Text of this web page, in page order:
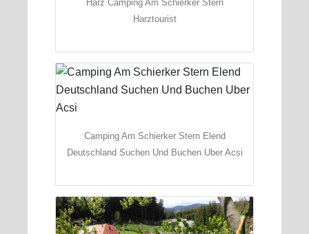
Harz Camping Am Schierker Stern
Harztourist
Camping Am Schierker Stern Elend
Deutschland Suchen Und Buchen Uber Acsi